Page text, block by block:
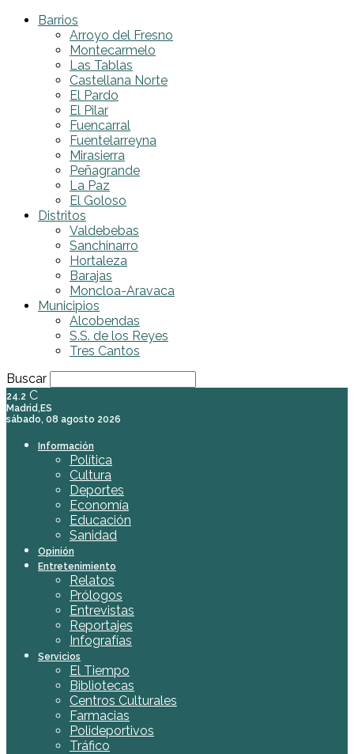
Barrios
Arroyo del Fresno
Montecarmelo
Las Tablas
Castellana Norte
El Pardo
El Pilar
Fuencarral
Fuentelarreyna
Mirasierra
Peñagrande
La Paz
El Goloso
Distritos
Valdebebas
Sanchinarro
Hortaleza
Barajas
Moncloa-Aravaca
Municipios
Alcobendas
S.S. de los Reyes
Tres Cantos
Buscar
24.2 C
Madrid,ES
sábado, 08 agosto 2026
Información
Política
Cultura
Deportes
Economía
Educación
Sanidad
Opinión
Entretenimiento
Relatos
Prólogos
Entrevistas
Reportajes
Infografías
Servicios
El Tiempo
Bibliotecas
Centros Culturales
Farmacias
Polideportivos
Tráfico